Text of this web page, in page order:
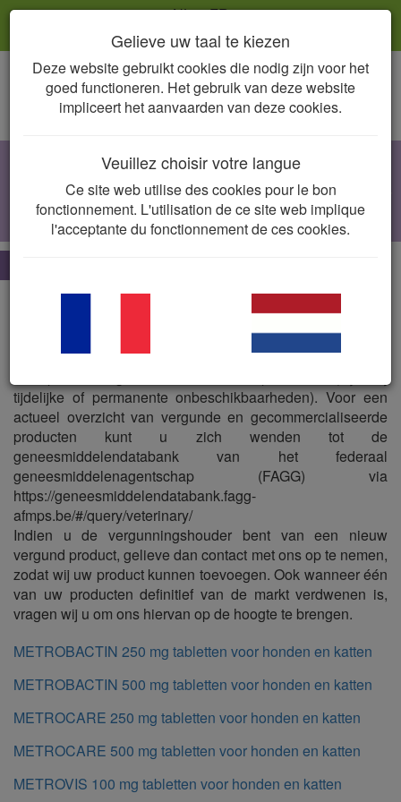
NL FR
Cholangitis
E. coli, Streptococcusspp.,Enterococcus
spp., Salmonellaspp., anaëroben
Lijst van vergunde producten.
Dit voor de betreffende diersoort + indicatie. Deze lijst is
mogelijks onvolledig (bijv. nieuw vergunde producten hier
nog niet vermeld) of niet volledig in overeenstemming met
tijdelijke of permanente onbeschikbaarheden). Voor een
actueel overzicht van vergunde en gecommercialiseerde
producten kunt u zich wenden tot de
geneesmiddelendatabank van het federaal
geneesmiddelenagentschap (FAGG) via
https://geneesmiddelendatabank.fagg-
afmps.be/#/query/veterinary/
Indien u de vergunningshouder bent van een nieuw
vergund product, gelieve dan contact met ons op te nemen,
zodat wij uw product kunnen toevoegen. Ook wanneer één
van uw producten definitief van de markt verdwenen is,
vragen wij u om ons hiervan op de hoogte te brengen.
METROBACTIN 250 mg tabletten voor honden en katten
METROBACTIN 500 mg tabletten voor honden en katten
METROCARE 250 mg tabletten voor honden en katten
METROCARE 500 mg tabletten voor honden en katten
METROVIS 100 mg tabletten voor honden en katten
Gelieve uw taal te kiezen
Deze website gebruikt cookies die nodig zijn voor het
goed functioneren. Het gebruik van deze website
impliceert het aanvaarden van deze cookies.
Veuillez choisir votre langue
Ce site web utilise des cookies pour le bon
fonctionnement. L'utilisation de ce site web implique
l'acceptante du fonctionnement de ces cookies.